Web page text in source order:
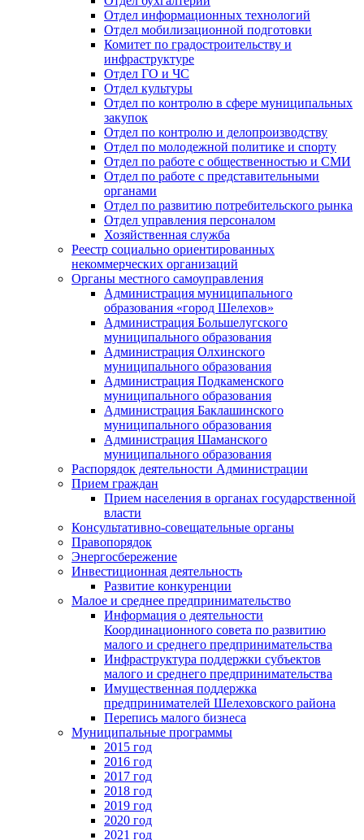
Отдел информационных технологий
Отдел мобилизационной подготовки
Комитет по градостроительству и
инфраструктуре
Отдел ГО и ЧС
Отдел культуры
Отдел по контролю в сфере муниципальных
закупок
Отдел по контролю и делопроизводству
Отдел по молодежной политике и спорту
Отдел по работе с общественностью и СМИ
Отдел по работе с представительными
органами
Отдел по развитию потребительского рынка
Отдел управления персоналом
Хозяйственная служба
Реестр социально ориентированных
некоммерческих организаций
Органы местного самоуправления
Администрация муниципального
образования «город Шелехов»
Администрация Большелугского
муниципального образования
Администрация Олхинского
муниципального образования
Администрация Подкаменского
муниципального образования
Администрация Баклашинского
муниципального образования
Администрация Шаманского
муниципального образования
Распорядок деятельности Администрации
Прием граждан
Прием населения в органах государственной
власти
Консультативно-совещательные органы
Правопорядок
Энергосбережение
Инвестиционная деятельность
Развитие конкуренции
Малое и среднее предпринимательство
Информация о деятельности
Координационного совета по развитию
малого и среднего предпринимательства
Инфраструктура поддержки субъектов
малого и среднего предпринимательства
Имущественная поддержка
предпринимателей Шелеховского района
Перепись малого бизнеса
Муниципальные программы
2015 год
2016 год
2017 год
2018 год
2019 год
2020 год
2021 год